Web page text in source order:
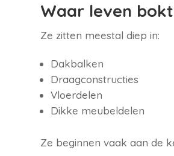
Waar leven
Ze zitten meestal diep in:
Dakbalken
Draagconstructies
Vloerdelen
Dikke meubeldelen
Ze beginnen vaak aan de